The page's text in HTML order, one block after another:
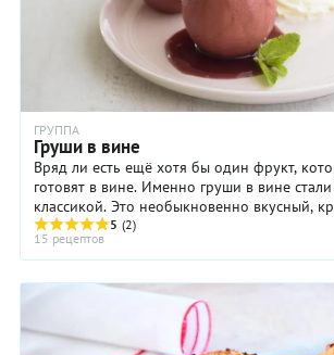
ГРУППА
Груши в вине
Вряд ли есть ещё хотя бы один фрукт,
готовят в вине. Именно груши в вине
классикой. Это необыкновенно вкусный,
5 (2)
15 рецептов